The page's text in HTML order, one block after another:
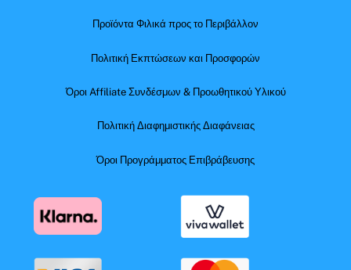
Προϊόντα Φιλικά προς το Περιβάλλον
Πολιτική Εκπτώσεων και Προσφορών
Όροι Affiliate Συνδέσμων & Προωθητικού Υλικού
Πολιτική Διαφημιστικής Διαφάνειας
Όροι Προγράμματος Επιβράβευσης